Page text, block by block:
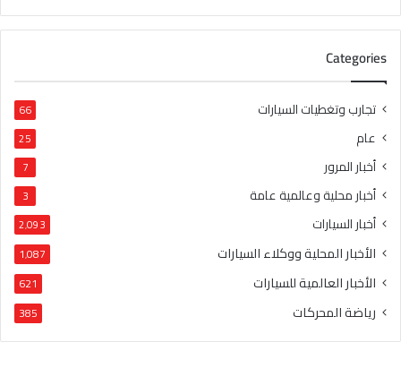
Categories
تجارب وتغطيات السيارات 66
عام 25
أخبار المرور 7
أخبار محلية وعالمية عامة 3
أخبار السيارات 2٬093
الأخبار المحلية ووكلاء السيارات 1٬087
الأخبار العالمية للسيارات 621
رياضة المحركات 385